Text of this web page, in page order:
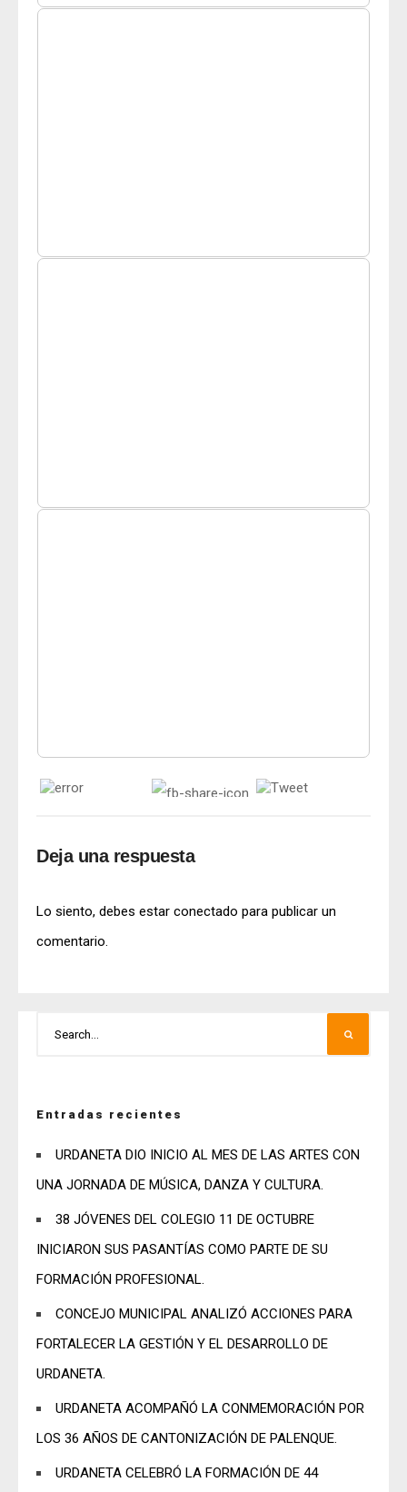
Deja una respuesta
Lo siento, debes estar conectado para publicar un
comentario.
Entradas recientes
URDANETA DIO INICIO AL MES DE LAS ARTES CON
UNA JORNADA DE MÚSICA, DANZA Y CULTURA.
38 JÓVENES DEL COLEGIO 11 DE OCTUBRE
INICIARON SUS PASANTÍAS COMO PARTE DE SU
FORMACIÓN PROFESIONAL.
CONCEJO MUNICIPAL ANALIZÓ ACCIONES PARA
FORTALECER LA GESTIÓN Y EL DESARROLLO DE
URDANETA.
URDANETA ACOMPAÑÓ LA CONMEMORACIÓN POR
LOS 36 AÑOS DE CANTONIZACIÓN DE PALENQUE.
URDANETA CELEBRÓ LA FORMACIÓN DE 44